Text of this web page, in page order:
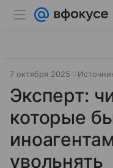
7 октября 2025
Эксперт:
которые
увольнять